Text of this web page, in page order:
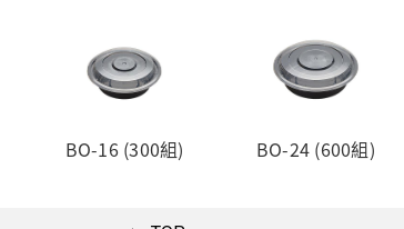
BO-16 (300組) BO-24 (600組)